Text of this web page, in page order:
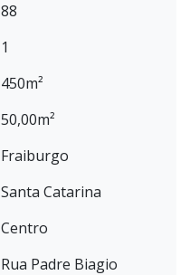
88
1
450m²
50,00m²
Fraiburgo
Santa Catarina
Centro
Rua Padre Biagio